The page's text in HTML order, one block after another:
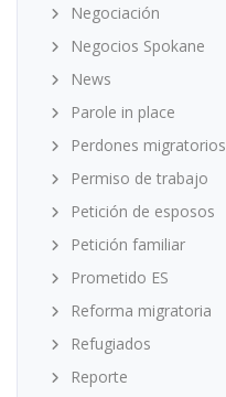
Negociación
Negocios Spokane
News
Parole in place
Perdones migratorios
Permiso de trabajo
Petición de esposos
Petición familiar
Prometido ES
Reforma migratoria
Refugiados
Reporte